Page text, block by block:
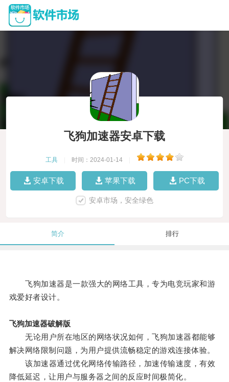
飞狗加速器安卓下载
工具 时间：2024-01-14
安卓下载 苹果下载 PC下载
安卓市场，安全绿色
简介 排行
飞狗加速器是一款强大的网络工具，专为电竞玩家和游
戏爱好者设计。
飞狗加速器破解版
无论用户所在地区的网络状况如何，飞狗加速器都能够
解决网络限制问题，为用户提供流畅稳定的游戏连接体验。
该加速器通过优化网络传输路径，加速传输速度，有效
降低延迟，让用户与服务器之间的反应时间极简化。